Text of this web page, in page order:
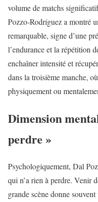
volume de matchs
Pozzo‑Rodríguez a montré
remarquable, signe d’une
l’endurance et la répétition
enchaîner intensité et
dans la troisième manche,
physiquement ou
Dimension
perdre »
Psychologiquement, Dal
qui n’a rien à perdre. Venir
grande scène donne